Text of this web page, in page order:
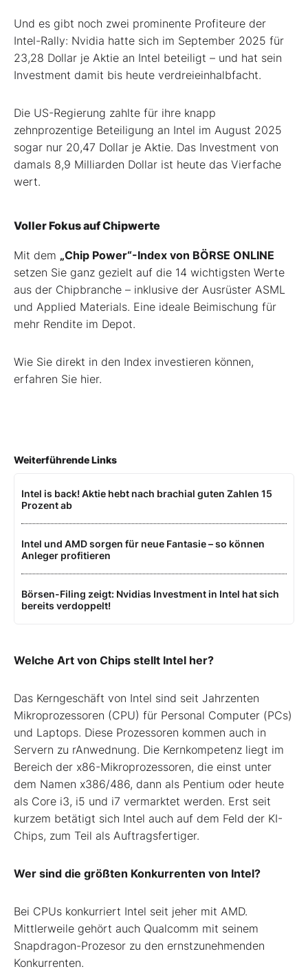
Und es gibt noch zwei prominente Profiteure der
Intel-Rally: Nvidia hatte sich im September 2025 für
23,28 Dollar je Aktie an Intel beteiligt – und hat sein
Investment damit bis heute verdreieinhalbfacht.
Die US-Regierung zahlte für ihre knapp
zehnprozentige Beteiligung an Intel im August 2025
sogar nur 20,47 Dollar je Aktie. Das Investment von
damals 8,9 Milliarden Dollar ist heute das Vierfache
wert.
Voller Fokus auf Chipwerte
Mit dem „Chip Power“-Index von BÖRSE ONLINE
setzen Sie ganz gezielt auf die 14 wichtigsten Werte
aus der Chipbranche – inklusive der Ausrüster ASML
und Applied Materials. Eine ideale Beimischung für
mehr Rendite im Depot.
Wie Sie direkt in den Index investieren können,
erfahren Sie hier.
Weiterführende Links
Intel is back! Aktie hebt nach brachial guten Zahlen 15
Prozent ab
Intel und AMD sorgen für neue Fantasie – so können
Anleger profitieren
Börsen-Filing zeigt: Nvidias Investment in Intel hat sich
bereits verdoppelt!
Welche Art von Chips stellt Intel her?
Das Kerngeschäft von Intel sind seit Jahrzenten
Mikroprozessoren (CPU) für Personal Computer (PCs)
und Laptops. Diese Prozessoren kommen auch in
Servern zu rAnwednung. Die Kernkompetenz liegt im
Bereich der x86-Mikroprozessoren, die einst unter
dem Namen x386/486, dann als Pentium oder heute
als Core i3, i5 und i7 vermarktet werden. Erst seit
kurzem betätigt sich Intel auch auf dem Feld der KI-
Chips, zum Teil als Auftragsfertiger.
Wer sind die größten Konkurrenten von Intel?
Bei CPUs konkurriert Intel seit jeher mit AMD.
Mittlerweile gehört auch Qualcomm mit seinem
Snapdragon-Prozesor zu den ernstzunehmenden
Konkurrenten.